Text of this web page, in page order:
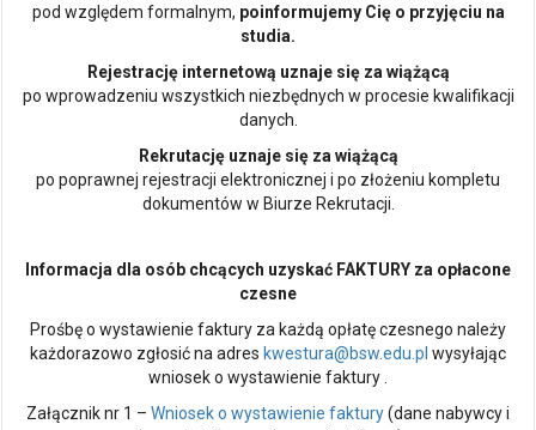
pod względem formalnym, poinformujemy Cię o przyjęciu na
studia.
Rejestrację internetową uznaje się za wiążącą
po wprowadzeniu wszystkich niezbędnych w procesie kwalifikacji
danych.
Rekrutację uznaje się za wiążącą
po poprawnej rejestracji elektronicznej i po złożeniu kompletu
dokumentów w Biurze Rekrutacji.
Informacja dla osób chcących uzyskać FAKTURY za opłacone
czesne
Prośbę o wystawienie faktury za każdą opłatę czesnego należy
każdorazowo zgłosić na adres kwestura@bsw.edu.pl wysyłając
wniosek o wystawienie faktury .
Załącznik nr 1 – Wniosek o wystawienie faktury(dane nabywcy i